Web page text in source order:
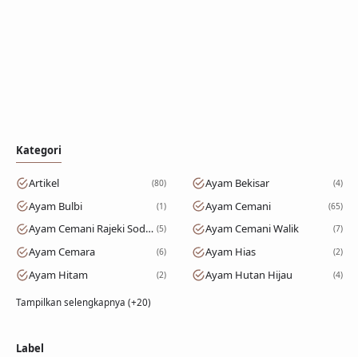
Kategori
Artikel 80 Ayam Bekisar 4
Ayam Bulbi 1 Ayam Cemani 65
Ayam Cemani Rajeki Sodomoro 5 Ayam Cemani Walik 7
Ayam Cemara 6 Ayam Hias 2
Ayam Hitam 2 Ayam Hutan Hijau 4
Tampilkan selengkapnya (+20)
Label